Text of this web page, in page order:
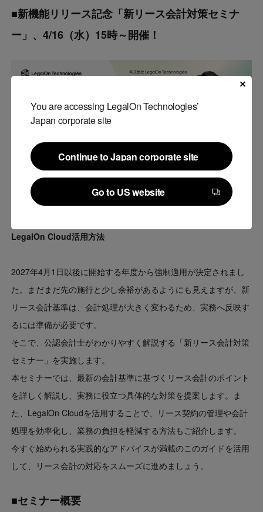
You are accessing LegalOn Technologies’
Japan corporate site
Continue to Japan corporate site
Continue to Japan corporate site
Go to US website
Go to US website
■新機能リリース記念「新リース会計対策セミナ
ー」、4/16（水）15時～開催！
LegalOn Cloud活用方法
2027年4月1日以後に開始する年度から強制適用が決定されまし
た。まだまだ先の施行と少し余裕があるようにも見えますが、新
リース会計基準は、会計処理が大きく変わるため、実務へ反映す
るには準備が必要です。
そこで、公認会計士がわかりやすく解説する「新リース会計対策
セミナー」を実施します。
本セミナーでは、最新の会計基準に基づくリース会計のポイント
を詳しく解説し、実務に役立つ具体的な対策を提案します。ま
た、LegalOn Cloudを活用することで、リース契約の管理や会計
処理を効率化し、業務の負担を軽減する方法もご紹介します。
今すぐ始められる実践的なアドバイスが満載のこのガイドを活用
して、リース会計の対応をスムーズに進めましょう。
■セミナー概要